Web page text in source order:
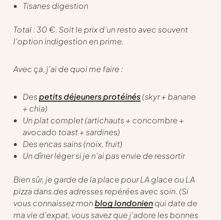
Tisanes digestion
Total : 30 €. Soit le prix d’un resto avec souvent
l’option indigestion en prime.
Avec ça, j’ai de quoi me faire :
Despetits déjeuners protéinés(skyr + banane
+ chia)
Un plat complet (artichauts + concombre +
avocado toast + sardines)
Des encas sains (noix, fruit)
Un dîner léger si je n’ai pas envie de ressortir
Bien sûr, je garde de la place pour LA glace ou LA
pizza dans des adresses repérées avec soin. (Si
vous connaissez monblog londonienqui date de
ma vie d’expat, vous savez que j’adore les bonnes